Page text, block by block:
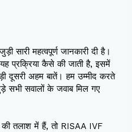
महत्वपूर्ण जानकारी दी है।
प्रक्रिया कैसे की जाती है, इसमें
अहम बातें। हम उम्मीद करते
सवालों के जवाब मिल गए
तलाश में हैं, तो RISAA IVF